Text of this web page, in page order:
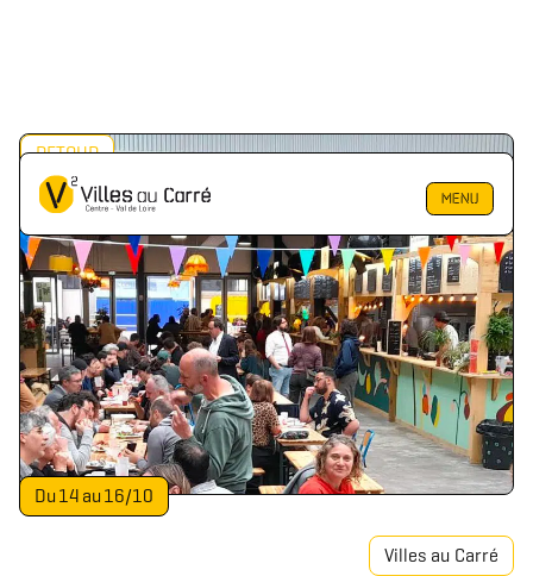
MENU
RETOUR
Du 14 au 16/10
Villes au Carré